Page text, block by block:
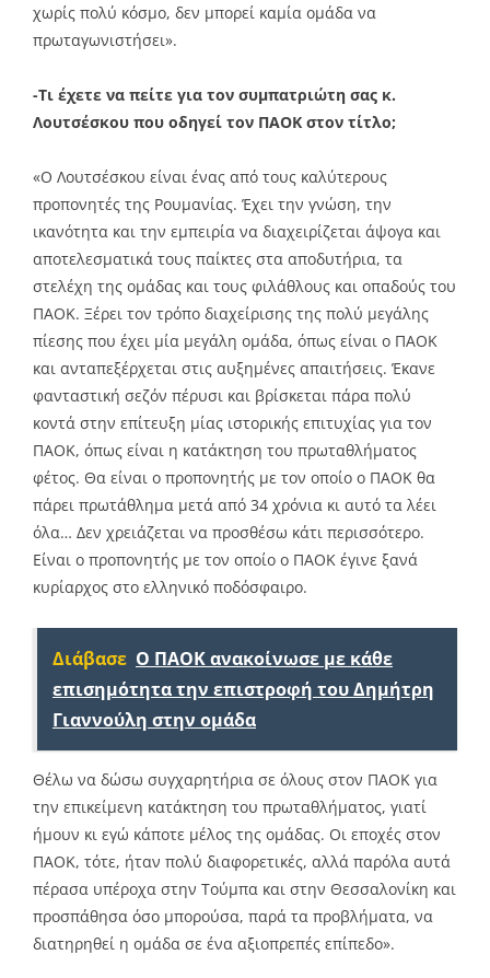
χωρίς πολύ κόσμο, δεν μπορεί καμία ομάδα να
πρωταγωνιστήσει».
-Τι έχετε να πείτε για τον συμπατριώτη σας κ.
Λουτσέσκου που οδηγεί τον ΠΑΟΚ στον τίτλο;
«Ο Λουτσέσκου είναι ένας από τους καλύτερους
προπονητές της Ρουμανίας. Έχει την γνώση, την
ικανότητα και την εμπειρία να διαχειρίζεται άψογα και
αποτελεσματικά τους παίκτες στα αποδυτήρια, τα
στελέχη της ομάδας και τους φιλάθλους και οπαδούς του
ΠΑΟΚ. Ξέρει τον τρόπο διαχείρισης της πολύ μεγάλης
πίεσης που έχει μία μεγάλη ομάδα, όπως είναι ο ΠΑΟΚ
και ανταπεξέρχεται στις αυξημένες απαιτήσεις. Έκανε
φανταστική σεζόν πέρυσι και βρίσκεται πάρα πολύ
κοντά στην επίτευξη μίας ιστορικής επιτυχίας για τον
ΠΑΟΚ, όπως είναι η κατάκτηση του πρωταθλήματος
φέτος. Θα είναι ο προπονητής με τον οποίο ο ΠΑΟΚ θα
πάρει πρωτάθλημα μετά από 34 χρόνια κι αυτό τα λέει
όλα… Δεν χρειάζεται να προσθέσω κάτι περισσότερο.
Είναι ο προπονητής με τον οποίο ο ΠΑΟΚ έγινε ξανά
κυρίαρχος στο ελληνικό ποδόσφαιρο.
Διάβασε Ο ΠΑΟΚ ανακοίνωσε με κάθε
επισημότητα την επιστροφή του Δημήτρη
Γιαννούλη στην ομάδα
Θέλω να δώσω συγχαρητήρια σε όλους στον ΠΑΟΚ για
την επικείμενη κατάκτηση του πρωταθλήματος, γιατί
ήμουν κι εγώ κάποτε μέλος της ομάδας. Οι εποχές στον
ΠΑΟΚ, τότε, ήταν πολύ διαφορετικές, αλλά παρόλα αυτά
πέρασα υπέροχα στην Τούμπα και στην Θεσσαλονίκη και
προσπάθησα όσο μπορούσα, παρά τα προβλήματα, να
διατηρηθεί η ομάδα σε ένα αξιοπρεπές επίπεδο».